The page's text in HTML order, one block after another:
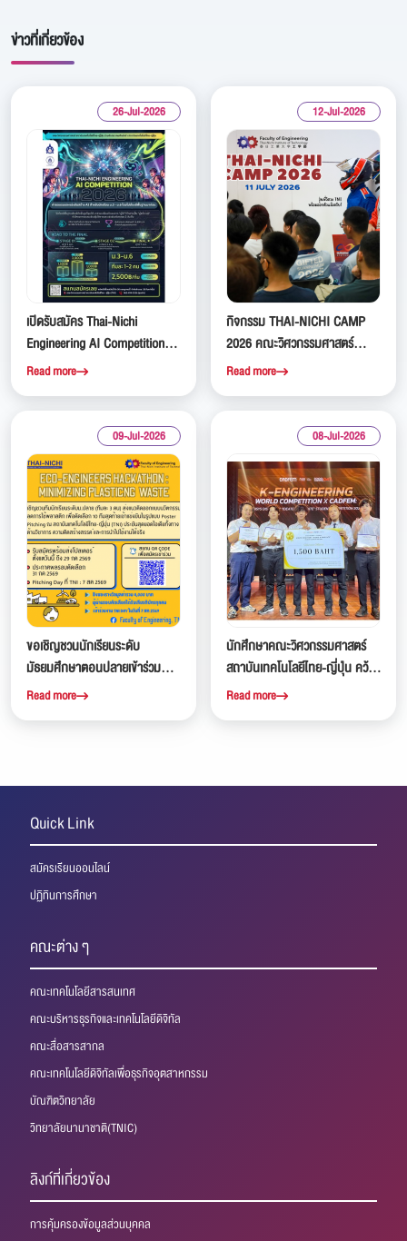
ข่าวที่เกี่ยวข้อง
26-Jul-2026
เปิดรับสมัคร Thai-Nichi
Engineering AI Competition
2026 เวทีแข่งขันสร้างสรรค์
ระดับมัธยมศึกษา
Read more
12-Jul-2026
กิจกรรม THAI-NICHI CAMP
2026 คณะวิศวกรรมศาสตร์
สถาบันเทคโนโลยีไทย-ญี่ปุ่น
Read more
09-Jul-2026
ขอเชิญชวนนักเรียนระดับ
มัธยมศึกษาตอนปลายเข้าร่วม
กิจกรรม Eco-Engineers
Read more
08-Jul-2026
นักศึกษาคณะวิศวกรรมศาสตร์
สถาบันเทคโนโลยีไทย-ญี่ปุ่น คว้า
รางวัลชมเชยจากการแข่งขัน K-
Read more
Quick Link
สมัครเรียนออนไลน์
ปฏิทินการศึกษา
คณะต่าง ๆ
คณะเทคโนโลยีสารสนเทศ
คณะบริหารธุรกิจและเทคโนโลยีดิจิทัล
คณะสื่อสารสากล
คณะเทคโนโลยีดิจิทัลเพื่อธุรกิจอุตสาหกรรม
บัณฑิตวิทยาลัย
วิทยาลัยนานาชาติ(TNIC)
ลิงก์ที่เกี่ยวข้อง
การคุ้มครองข้อมูลส่วนบุคคล